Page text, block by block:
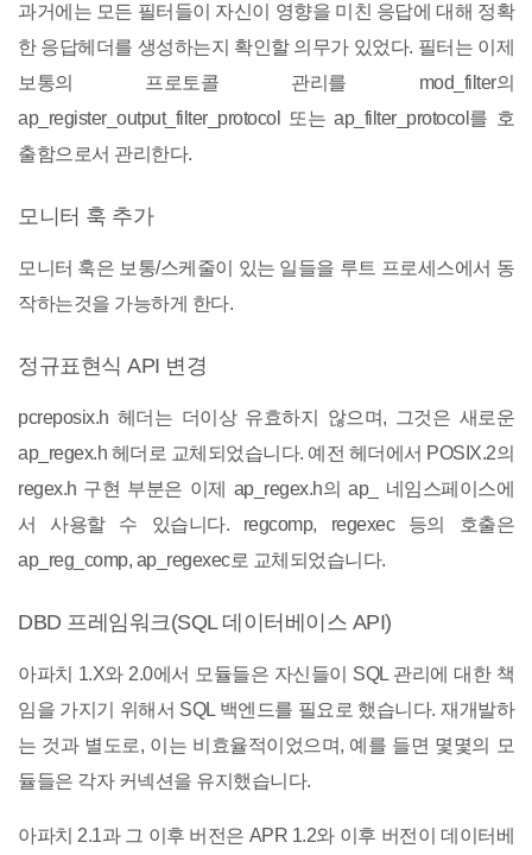
과거에는 모든 필터들이 자신이 영향을 미친 응답에 대해 정확
한 응답헤더를 생성하는지 확인할 의무가 있었다. 필터는 이제
보통의 프로토콜 관리를 mod_filter의
ap_register_output_filter_protocol 또는 ap_filter_protocol를 호
출함으로서 관리한다.
모니터 훅 추가
모니터 훅은 보통/스케줄이 있는 일들을 루트 프로세스에서 동
작하는것을 가능하게 한다.
정규표현식 API 변경
pcreposix.h 헤더는 더이상 유효하지 않으며, 그것은 새로운
ap_regex.h 헤더로 교체되었습니다. 예전 헤더에서 POSIX.2의
regex.h 구현 부분은 이제 ap_regex.h의 ap_ 네임스페이스에
서 사용할 수 있습니다. regcomp, regexec 등의 호출은
ap_reg_comp, ap_regexec로 교체되었습니다.
DBD 프레임워크(SQL 데이터베이스 API)
아파치 1.X와 2.0에서 모듈들은 자신들이 SQL 관리에 대한 책
임을 가지기 위해서 SQL 백엔드를 필요로 했습니다. 재개발하
는 것과 별도로, 이는 비효율적이었으며, 예를 들면 몇몇의 모
듈들은 각자 커넥션을 유지했습니다.
아파치 2.1과 그 이후 버전은 APR 1.2와 이후 버전이 데이터베